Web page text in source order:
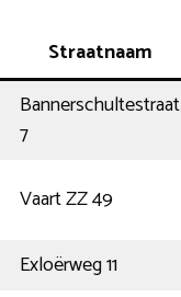
Straatnaam
Bannerschultestraat
7
Vaart ZZ 49
Exloërweg 11